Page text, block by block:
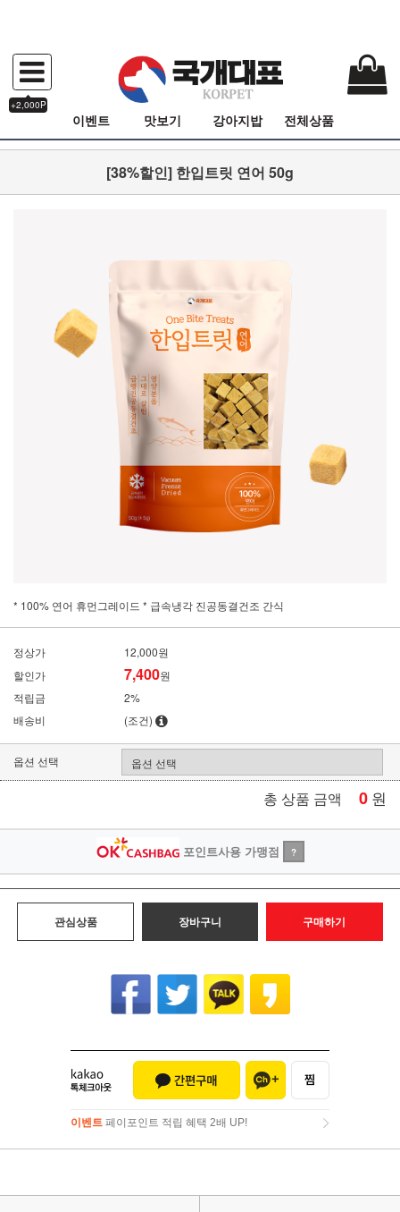
+2,000P
이벤트 맛보기 강아지밥 전체상품
[38%할인] 한입트릿 연어 50g
* 100% 연어 휴먼그레이드 * 급속냉각 진공동결건조 간식
정상가
12,000원
할인가
7,400원
적립금
2%
배송비
(조건)
옵션 선택
총 상품 금액 0 원
포인트사용 가맹점 ?
관심상품 장바구니 구매하기
페이포인트 적립 혜택 2배 UP!
이벤트 페이포인트 적립 혜택 2배 UP!